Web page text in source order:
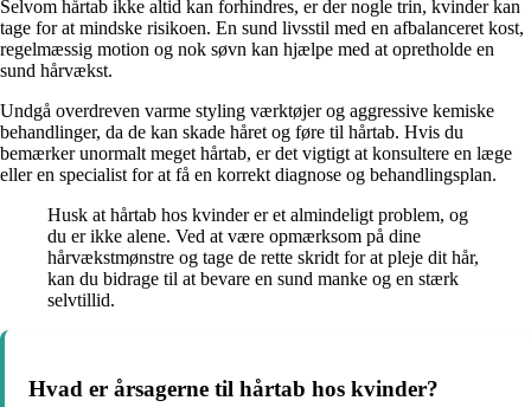
Selvom hårtab ikke altid kan forhindres, er der nogle trin, kvinder kan
tage for at mindske risikoen. En sund livsstil med en afbalanceret kost,
regelmæssig motion og nok søvn kan hjælpe med at opretholde en
sund hårvækst.
Undgå overdreven varme styling værktøjer og aggressive kemiske
behandlinger, da de kan skade håret og føre til hårtab. Hvis du
bemærker unormalt meget hårtab, er det vigtigt at konsultere en læge
eller en specialist for at få en korrekt diagnose og behandlingsplan.
Husk at hårtab hos kvinder er et almindeligt problem, og
du er ikke alene. Ved at være opmærksom på dine
hårvækstmønstre og tage de rette skridt for at pleje dit hår,
kan du bidrage til at bevare en sund manke og en stærk
selvtillid.
Hvad er årsagerne til hårtab hos kvinder?